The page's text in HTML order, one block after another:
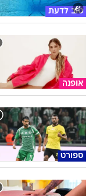
טוב לדעת
אופנה
ספורט